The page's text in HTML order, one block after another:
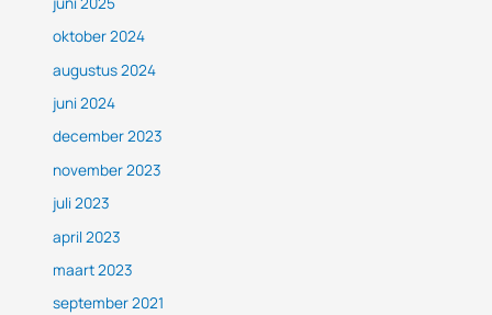
oktober 2024
augustus 2024
juni 2024
december 2023
november 2023
juli 2023
april 2023
maart 2023
september 2021